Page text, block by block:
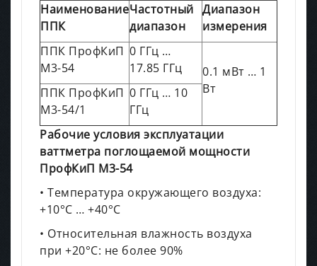
Наименование
ППК
Частотный
диапазон
Диапазон
измерения
ППК ПрофКиП
М3-54
0 ГГц …
17.85 ГГц
0.1 мВт … 1
Вт
ППК ПрофКиП
М3-54/1
0 ГГц … 10
ГГц
Рабочие условия эксплуатации
ваттметра поглощаемой мощности
ПрофКиП М3-54
• Температура окружающего воздуха:
+10°С … +40°С
• Относительная влажность воздуха
при +20°С: не более 90%